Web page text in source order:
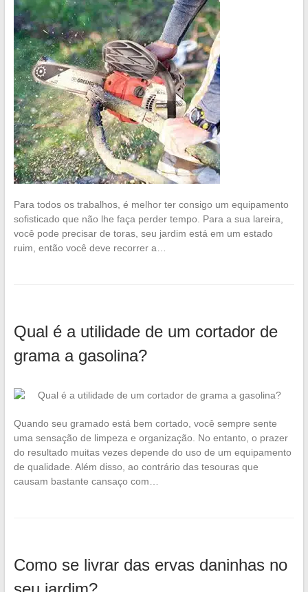
Para todos os trabalhos, é melhor ter consigo um equipamento
sofisticado que não lhe faça perder tempo. Para a sua lareira,
você pode precisar de toras, seu jardim está em um estado
ruim, então você deve recorrer a…
Qual é a utilidade de um cortador de
grama a gasolina?
Quando seu gramado está bem cortado, você sempre sente
uma sensação de limpeza e organização. No entanto, o prazer
do resultado muitas vezes depende do uso de um equipamento
de qualidade. Além disso, ao contrário das tesouras que
causam bastante cansaço com…
Como se livrar das ervas daninhas no